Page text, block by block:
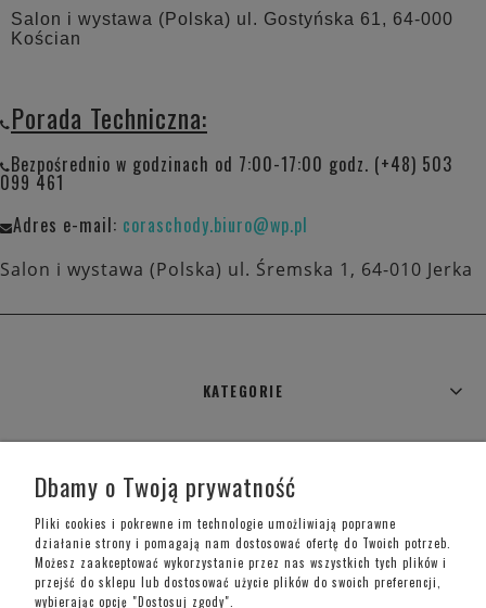
Salon i wystawa (Polska) ul. Gostyńska 61, 64-000
Kościan
Porada Techniczna:
Bezpośrednio w godzinach od 7:00-17:00 godz. (+48) 503
099 461
Adres e-mail: coraschody.biuro@wp.pl
Salon i wystawa (Polska) ul. Śremska 1, 64-010 Jerka
KATEGORIE
MOJE KONTO
INFORMACJE O SKLEPIE
Dbamy o Twoją prywatność
Pliki cookies i pokrewne im technologie umożliwiają poprawne
działanie strony i pomagają nam dostosować ofertę do Twoich potrzeb.
Możesz zaakceptować wykorzystanie przez nas wszystkich tych plików i
przejść do sklepu lub dostosować użycie plików do swoich preferencji,
wybierając opcję "Dostosuj zgody".